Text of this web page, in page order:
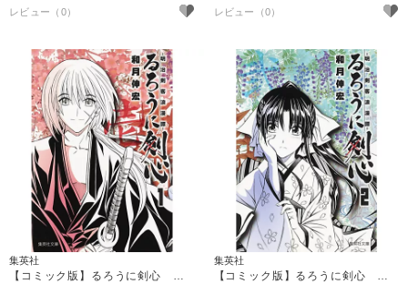
集英社
【コミック版】るろうに剣心 １ ～明治剣客浪漫譚～
集英社
【コミック版】るろうに剣心 ２ ～明治剣客浪漫譚～